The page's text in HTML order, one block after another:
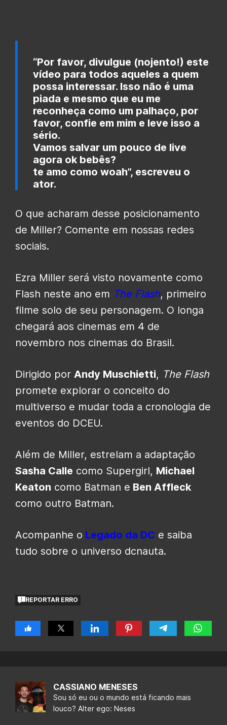
“Por favor, divulgue (nojento!) este
vídeo para todos aqueles a quem
possa interessar. Isso não é uma
piada e mesmo que eu me
reconheça como um palhaço, por
favor, confie em mim e leve isso a
sério.
Vamos salvar um pouco de live
agora ok bebês?
te amo como woah”, escreveu o
ator.
O que acharam desse posicionamento
de Miller? Comente em nossas redes
sociais.
Ezra Miller será visto novamente como
Flash neste ano em The Flash, primeiro
filme solo de seu personagem. O longa
chegará aos cinemas em 4 de
novembro nos cinemas do Brasil.
Dirigido por Andy Muschietti, The Flash
promete explorar o conceito do
multiverso e mudar toda a cronologia de
eventos do DCEU.
Além de Miller, estrelam a adaptação
Sasha Calle como Supergirl, Michael
Keaton como Batman e Ben Affleck
como outro Batman.
Acompanhe o Legado da DC e saiba
tudo sobre o universo dcnauta.
REPORTAR ERRO
CASSIANO MENESES
Sou só eu ou o mundo está ficando mais
louco? Alter ego: Neses